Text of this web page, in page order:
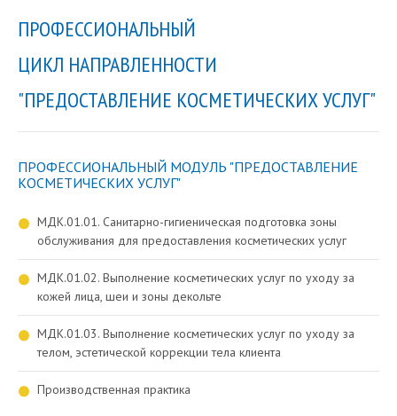
ПРОФЕССИОНАЛЬНЫЙ
ЦИКЛ НАПРАВЛЕННОСТИ
"ПРЕДОСТАВЛЕНИЕ КОСМЕТИЧЕСКИХ УСЛУГ"
ПРОФЕССИОНАЛЬНЫЙ МОДУЛЬ "ПРЕДОСТАВЛЕНИЕ
КОСМЕТИЧЕСКИХ УСЛУГ"
МДК.01.01. Санитарно-гигиеническая подготовка зоны
обслуживания для предоставления косметических услуг
МДК.01.02. Выполнение косметических услуг по уходу за
кожей лица, шеи и зоны декольте
МДК.01.03. Выполнение косметических услуг по уходу за
телом, эстетической коррекции тела клиента
Производственная практика